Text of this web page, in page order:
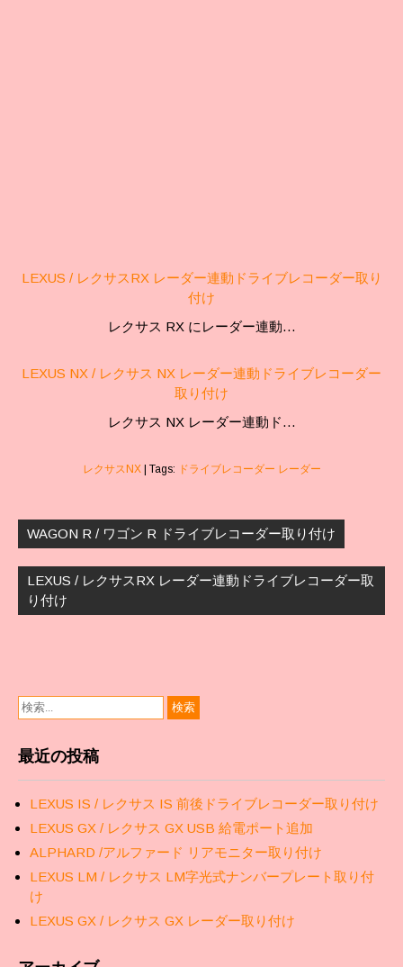
LEXUS / レクサスRX レーダー連動ドライブレコーダー取り
付け
レクサス RX にレーダー連動…
LEXUS NX / レクサス NX レーダー連動ドライブレコーダー
取り付け
レクサス NX レーダー連動ド…
レクサスNX | Tags: ドライブレコーダー レーダー
稿
ナ
ビ
ゲ
ー
WAGON R / ワゴン R ドライブレコーダー取り付け
LEXUS / レクサスRX レーダー連動ドライブレコーダー取
り付け
最近の投稿
LEXUS IS / レクサス IS 前後ドライブレコーダー取り付け
LEXUS GX / レクサス GX USB 給電ポート追加
ALPHARD /アルファード リアモニター取り付け
LEXUS LM / レクサス LM字光式ナンバープレート取り付
け
LEXUS GX / レクサス GX レーダー取り付け